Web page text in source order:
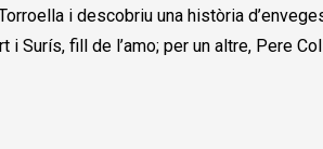
i descobriu una història
Surís, fill de l’amo; per un altre, Pere